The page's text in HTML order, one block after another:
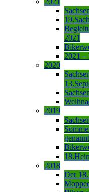
2021
2021 –
2020
2019
genannt
2018
Der